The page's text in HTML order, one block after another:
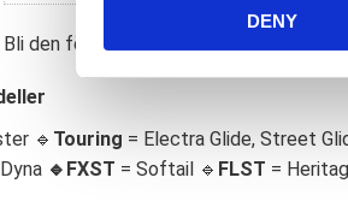
S
e
e
c
DENY
Bli den första att lämna ett omdöme.
🔹 Touring = Electra Glide, Street
Dyna 🔹 FXST = Softail 🔹 FLST =